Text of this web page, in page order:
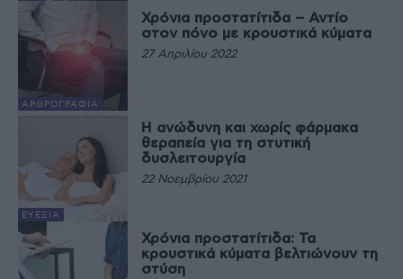
ΑΡΘΡΟΓΡΑΦΊΑ
Χρόνια προστατίτιδα – Αντίο
στον πόνο με κρουστικά κύματα
27 Απριλίου 2022
ΕΥΕΞΊΑ
Η ανώδυνη και χωρίς φάρμακα
θεραπεία για τη στυτική
δυσλειτουργία
22 Νοεμβρίου 2021
Χρόνια προστατίτιδα: Τα
κρουστικά κύματα βελτιώνουν τη
στύση